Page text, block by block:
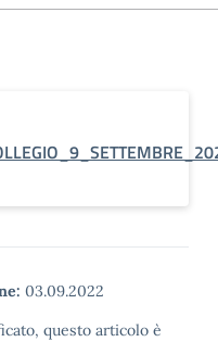
03.09.2022
questo articolo è